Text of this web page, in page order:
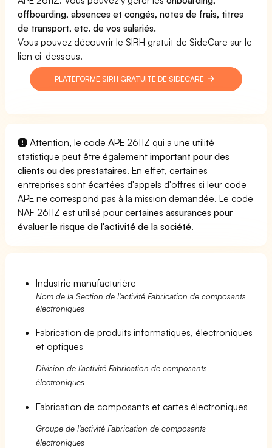
offboarding, absences et congés, notes de frais, titres
de transport, etc. de vos salariés.
Vous pouvez découvrir le SIRH gratuit de SideCare sur le
lien ci-dessous.
PLATEFORME SIRH GRATUITE DE SIDECARE
Attention, le code APE 2611Z qui a une utilité
statistique peut être égalementimportant pour des
clients ou des prestataires. En effet, certaines
entreprises sont écartées d'appels d'offres si leur code
APE ne correspond pas à la mission demandée. Le code
NAF 2611Z est utilisé pourcertaines assurances pour
évaluer le risque de l'activité de la société.
Industrie manufacturière
Nom de la Section de l'activité Fabrication de composants
électroniques
Fabrication de produits informatiques, électroniques
et optiques
Division de l'activité Fabrication de composants
électroniques
Fabrication de composants et cartes électroniques
Groupe de l'activité Fabrication de composants
électroniques